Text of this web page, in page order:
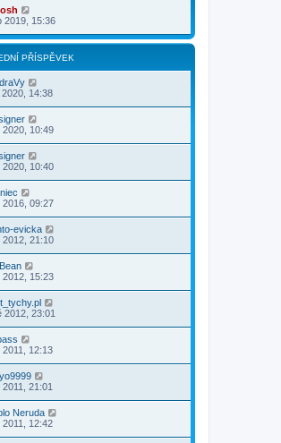
2019, 15:36
PŘÍSPĚVEK
2020, 14:38
2020, 10:49
2020, 10:40
2016, 09:27
evicka
2012, 21:10
2012, 15:23
2012, 23:01
2011, 12:13
21:01
Neruda
2011, 12:42